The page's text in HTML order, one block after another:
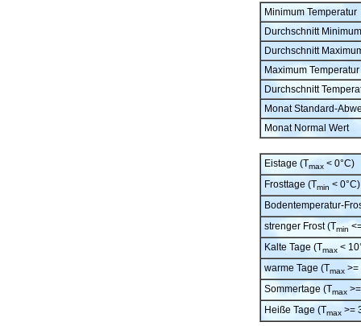
Minimum Temperatur
Durchschnitt
Durchschnitt
Maximum Temperatur
Durchschnitt
Monat Standard-
Monat Normal Wert
Eistage (Tmax< 0°C)
Frosttage (Tmin < 0°C)
Bodentemperatur-
strenger Frost (Tmin
Kalte Tage (Tmax<
warme Tage (Tmax>=
Sommertage (Tmax>=
Heiße Tage (Tmax>=